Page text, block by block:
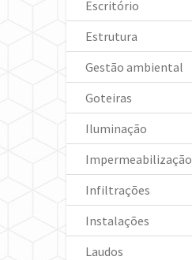
Escritório
Estrutura
Gestão ambiental
Goteiras
Iluminação
Impermeabilização
Infiltrações
Instalações
Laudos